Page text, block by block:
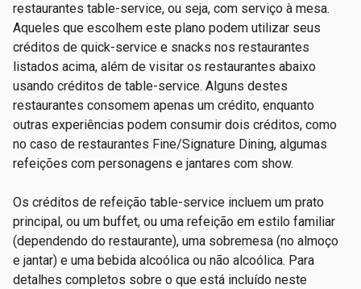
restaurantes table-service, ou seja, com serviço à mesa.
Aqueles que escolhem este plano podem utilizar seus
créditos de quick-service e snacks nos restaurantes
listados acima, além de visitar os restaurantes abaixo
usando créditos de table-service. Alguns destes
restaurantes consomem apenas um crédito, enquanto
outras experiências podem consumir dois créditos, como
no caso de restaurantes Fine/Signature Dining, algumas
refeições com personagens e jantares com show.
Os créditos de refeição table-service incluem um prato
principal, ou um buffet, ou uma refeição em estilo familiar
(dependendo do restaurante), uma sobremesa (no almoço
e jantar) e uma bebida alcoólica ou não alcoólica. Para
detalhes completos sobre o que está incluído neste